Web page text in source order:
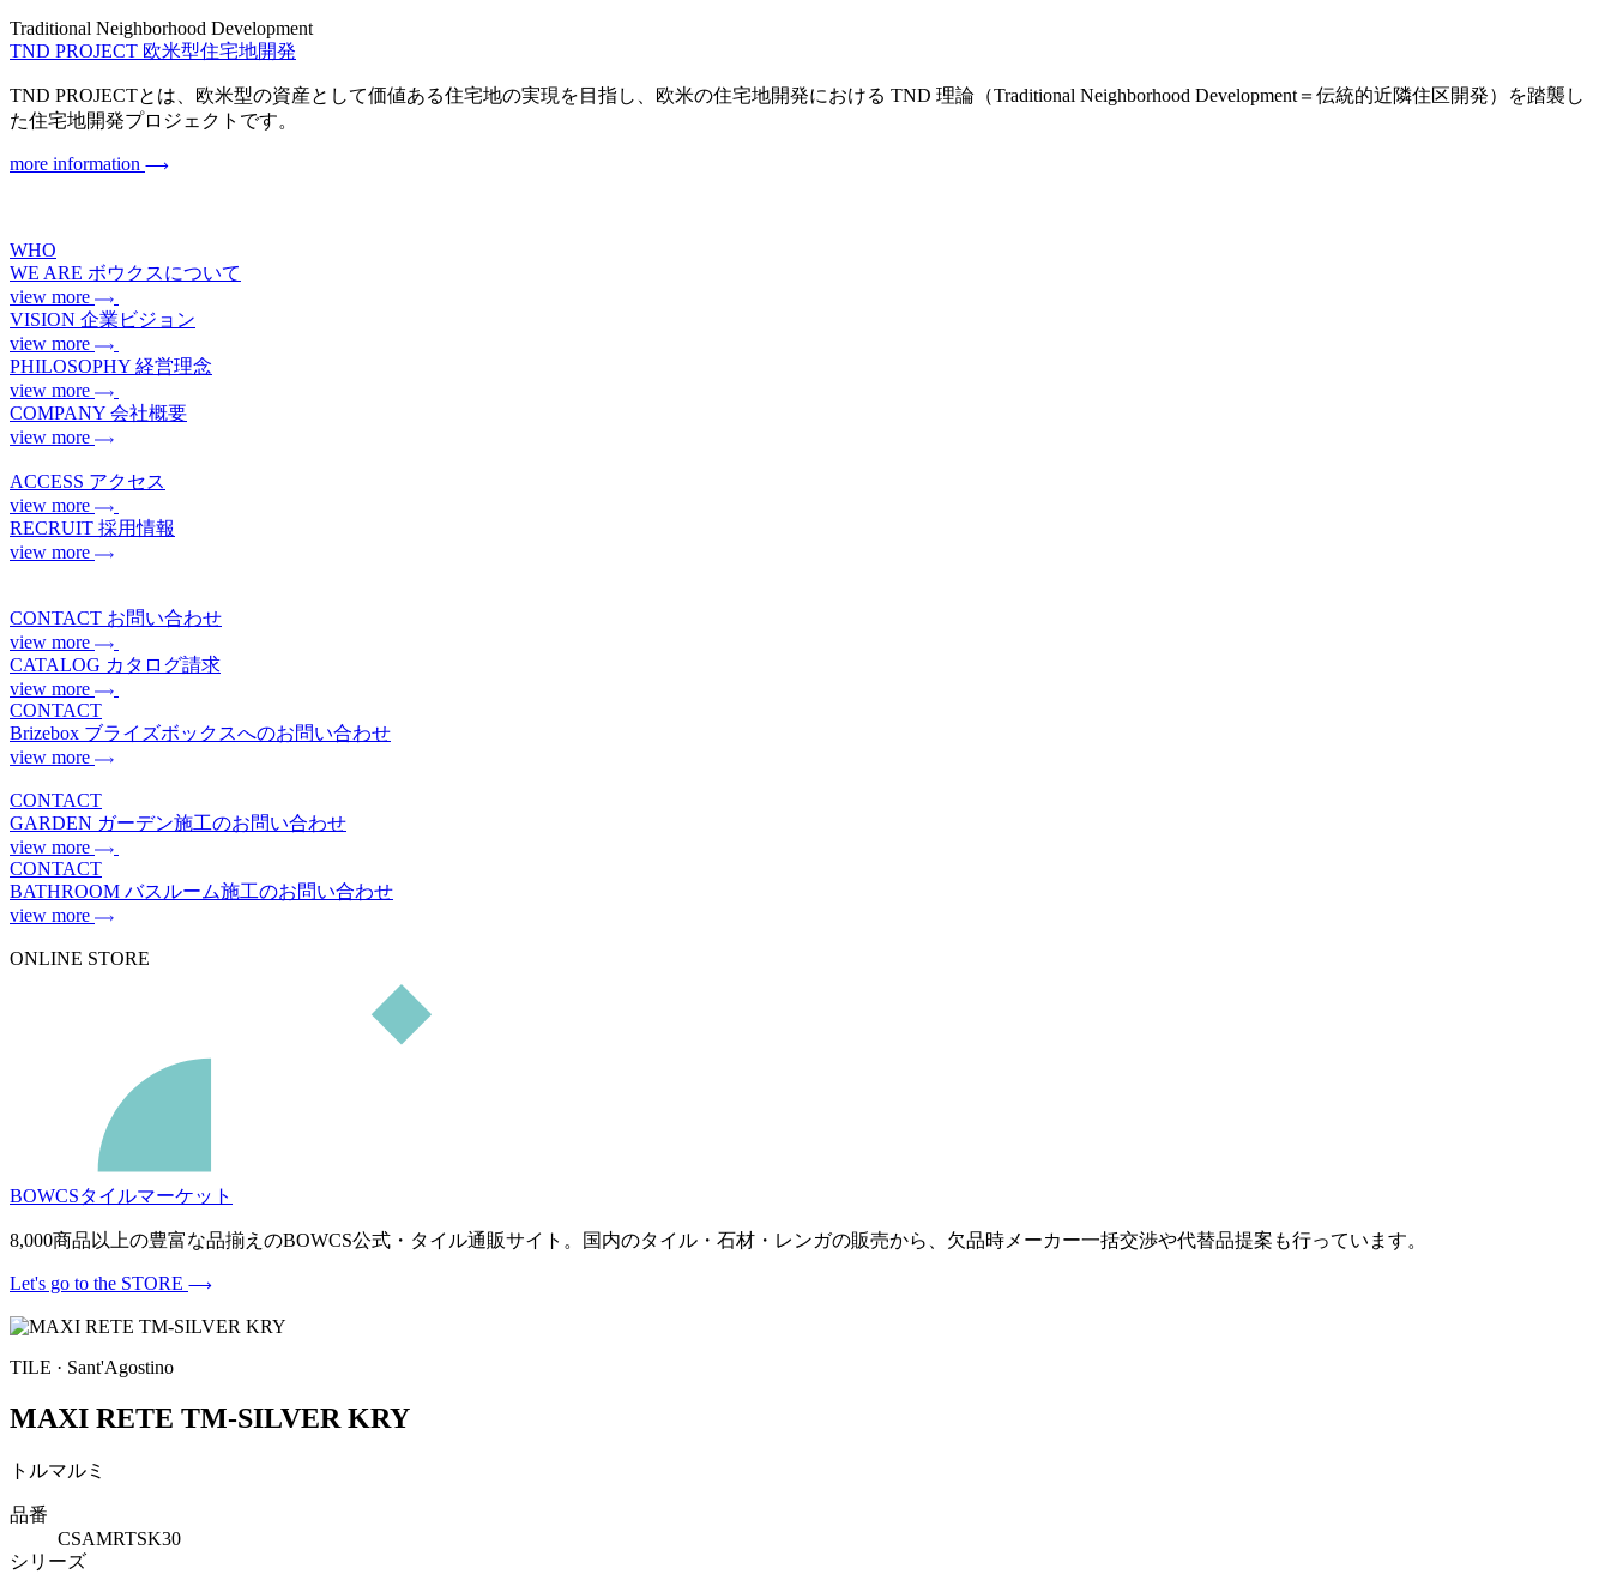
Traditional Neighborhood Development
TND PROJECT 欧米型住宅地開発
TND PROJECTとは、欧米型の資産として価値ある住宅地の実現を目指し、欧米の住宅地開発における TND 理論（Traditional Neighborhood Development＝伝統的近隣住区開発）を踏襲し
た住宅地開発プロジェクトです。
more information
WHO
WE ARE ボウクスについて
view more
VISION 企業ビジョン
view more
PHILOSOPHY 経営理念
view more
COMPANY 会社概要
view more
ACCESS アクセス
view more
RECRUIT 採用情報
view more
CONTACT お問い合わせ
view more
CATALOG カタログ請求
view more
CONTACT
Brizebox ブライズボックスへのお問い合わせ
view more
CONTACT
GARDEN ガーデン施工のお問い合わせ
view more
CONTACT
BATHROOM バスルーム施工のお問い合わせ
view more
ONLINE STORE
BOWCSタイルマーケット
8,000商品以上の豊富な品揃えのBOWCS公式・タイル通販サイト。国内のタイル・石材・レンガの販売から、欠品時メーカー一括交渉や代替品提案も行っています。
Let's go to the STORE
TILE · Sant'Agostino
MAXI RETE TM-SILVER KRY
トルマルミ
品番
CSAMRTSK30
シリーズ